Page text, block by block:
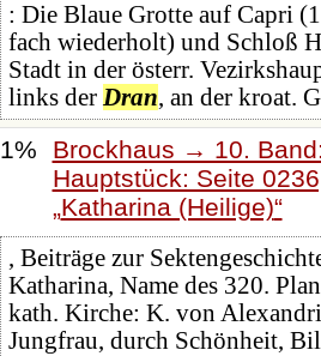
: Die Blaue Grotte auf Capri
fach wiederholt) und Schloß
Stadt in der österr.
links der Dran, an der kroat.
1%
Brockhaus → 10.
Hauptstück: Seite
Katharina (Heilige)
, Beiträge zur
Katharina, Name des 320.
kath. Kirche: K. von
Jungfrau, durch Schönheit,